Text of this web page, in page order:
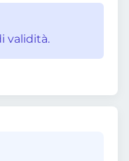
validità.